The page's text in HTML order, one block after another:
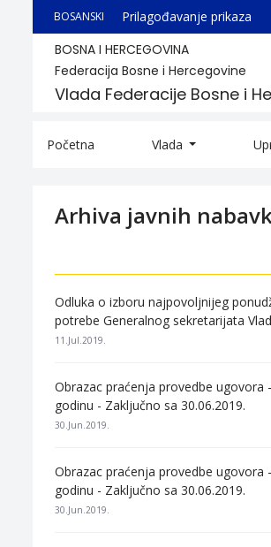
BOSANSKI Prilagođavanje prikaza
BOSNA I HERCEGOVINA
Federacija Bosne i Hercegovine
Vlada Federacije Bosne i
Početna Vlada
Arhiva javnih
Odluka o izboru najpovoljnijeg
potrebe Generalnog sekretarijata
11.Jul.2019.
Obrazac praćenja provedbe ugovora
godinu - Zaključno sa 30.06.2019.
30.Jun.2019.
Obrazac praćenja provedbe ugovora
godinu - Zaključno sa 30.06.2019.
30.Jun.2019.